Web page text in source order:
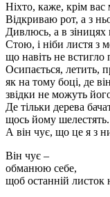
Ніхто, каже, крім вас
Відкриваю рот, а з
Дивлюсь, а в зіницях
Стою, і ніби листя з
що навіть не
Осипається, летить,
як на тому боці, де
звідки не можуть
Де тільки дерева
щось йому шелестять.
А він чує, що це я з
Він чує –
обманюю себе,
щоб останній листок